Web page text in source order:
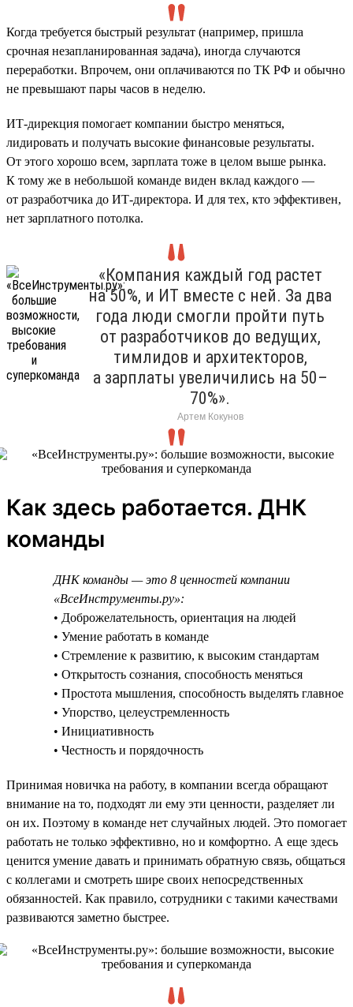
Когда требуется быстрый результат (например, пришла
срочная незапланированная задача), иногда случаются
переработки. Впрочем, они оплачиваются по ТК РФ и обычно
не превышают пары часов в неделю.
ИТ-дирекция помогает компании быстро меняться,
лидировать и получать высокие финансовые результаты.
От этого хорошо всем, зарплата тоже в целом выше рынка.
К тому же в небольшой команде виден вклад каждого —
от разработчика до ИТ-директора. И для тех, кто эффективен,
нет зарплатного потолка.
«Компания каждый год растет
на 50%, и ИТ вместе с ней. За два
года люди смогли пройти путь
от разработчиков до ведущих,
тимлидов и архитекторов,
а зарплаты увеличились на 50–
70%».
Артем Кокунов
Как здесь работается. ДНК
команды
ДНК команды — это 8 ценностей компании
«ВсеИнструменты.ру»:
• Доброжелательность, ориентация на людей
• Умение работать в команде
• Стремление к развитию, к высоким стандартам
• Открытость сознания, способность меняться
• Простота мышления, способность выделять главное
• Упорство, целеустремленность
• Инициативность
• Честность и порядочность
Принимая новичка на работу, в компании всегда обращают
внимание на то, подходят ли ему эти ценности, разделяет ли
он их. Поэтому в команде нет случайных людей. Это помогает
работать не только эффективно, но и комфортно. А еще здесь
ценится умение давать и принимать обратную связь, общаться
с коллегами и смотреть шире своих непосредственных
обязанностей. Как правило, сотрудники с такими качествами
развиваются заметно быстрее.